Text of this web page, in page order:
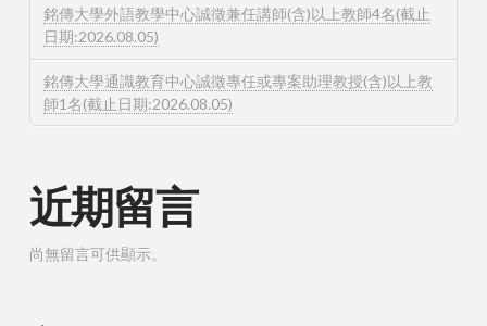
銘傳大學外語教學中心誠徵兼任講師(含)以上教師4名(截止
日期:2026.08.05)
銘傳大學通識教育中心誠徵專任或專案助理教授(含)以上教
師1名(截止日期:2026.08.05)
近期留言
尚無留言可供顯示。